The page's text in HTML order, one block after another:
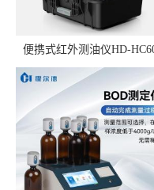
便携式红外测油仪HD-